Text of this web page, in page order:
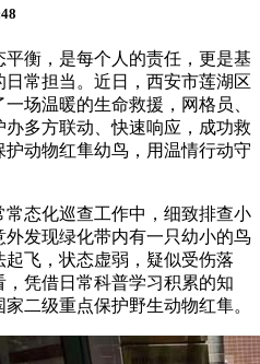
衡，是每个人的责任，更是基
常担当。近日，西安市莲湖区
场温暖的生命救援，网格员、
多方联动、快速响应，成功救
动物红隼幼鸟，用温情行动守
态化巡查工作中，细致排查小
发现绿化带内有一只幼小的鸟
飞，状态虚弱，疑似受伤落
凭借日常科普学习积累的知
二级重点保护野生动物红隼。